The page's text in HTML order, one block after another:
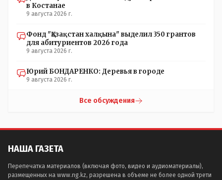
в Костанае
9 августа 2026 г.
Фонд "Қазақстан халқына" выделил 350 грантов
для абитуриентов 2026 года
9 августа 2026 г.
Юрий БОНДАРЕНКО: Деревья в городе
9 августа 2026 г.
Все обсуждения
НАША ГАЗЕТА
Перепечатка материалов (включая фото, видео и аудиоматериалы),
размещенных на www.ng.kz, разрешена в объеме не более одной трети